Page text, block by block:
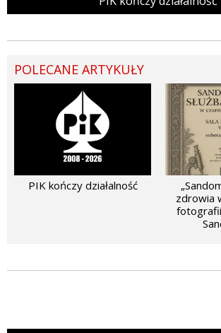
POLECANE ARTYKUŁY
PIK kończy działalność
zdrowia